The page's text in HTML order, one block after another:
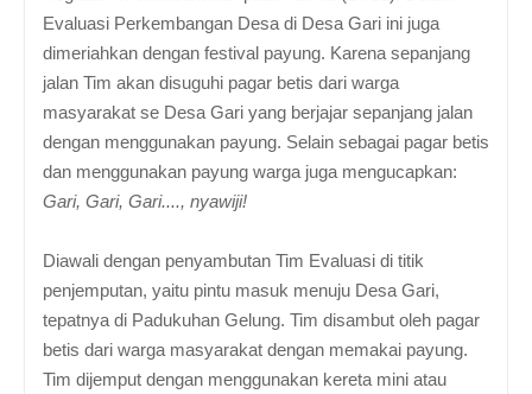
Evaluasi Perkembangan Desa di Desa Gari ini juga
dimeriahkan dengan festival payung. Karena sepanjang
jalan Tim akan disuguhi pagar betis dari warga
masyarakat se Desa Gari yang berjajar sepanjang jalan
dengan menggunakan payung. Selain sebagai pagar betis
dan menggunakan payung warga juga mengucapkan:
Gari, Gari, Gari...., nyawiji!
Diawali dengan penyambutan Tim Evaluasi di titik
penjemputan, yaitu pintu masuk menuju Desa Gari,
tepatnya di Padukuhan Gelung. Tim disambut oleh pagar
betis dari warga masyarakat dengan memakai payung.
Tim dijemput dengan menggunakan kereta mini atau